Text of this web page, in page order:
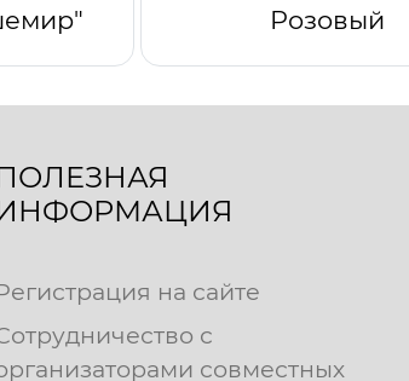
Розовый
на сайте
с
совместных